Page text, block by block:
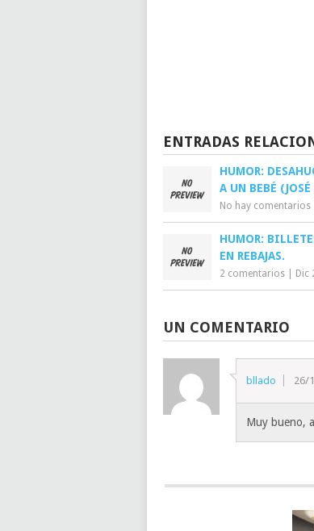
ENTRADAS
HUMOR:
A UN BEBÉ
No hay comentarios
HUMOR:
EN REBAJAS.
2 comentarios Dic
UN COMENTARIO
bllado 26/
Muy bueno,